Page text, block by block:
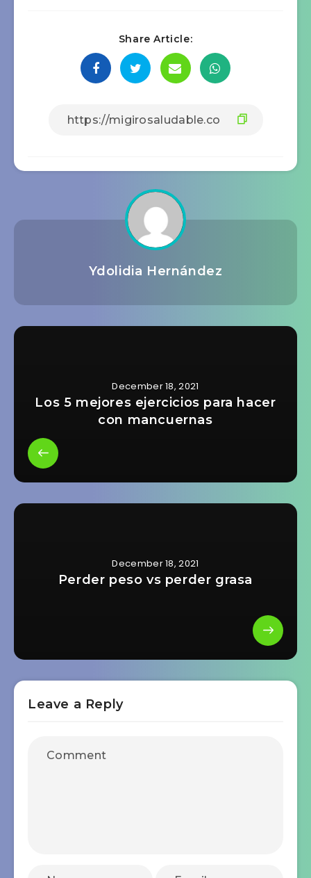
Share Article:
Ydolidia Hernández
December 18, 2021
Los 5 mejores ejercicios para hacer
con mancuernas
December 18, 2021
Perder peso vs perder grasa
Leave a Reply